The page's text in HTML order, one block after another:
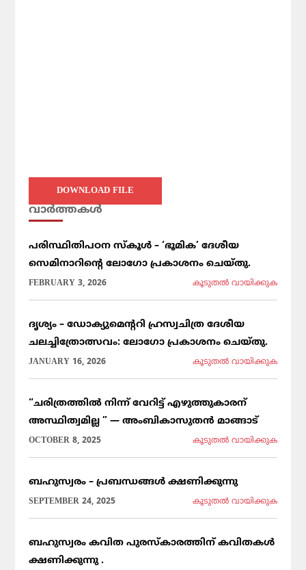
DOWNLOAD FILE
വാര്‍ത്തകള്‍
പരിസ്ഥിതിപഠന സ്കൂൾ – ‘ഭൂമിക’ ദേശീയ
സെമിനാറിൻ്റെ ലോഗോ പ്രകാശനം ചെയ്തു.
FEBRUARY 3, 2026 കൂടുതല്‍ വായിക്കുക
ദൃശ്യം – ഡോക്യുമെന്ററി ഹ്രസ്വചിത്ര ദേശീയ
ചലച്ചിത്രോത്സവം: ലോഗോ പ്രകാശനം ചെയ്തു.
JANUARY 16, 2026 കൂടുതല്‍ വായിക്കുക
“ചരിത്രത്തിൽ നിന്ന് വേറിട്ട് എഴുത്തുകാരന്
അസ്ഥിത്വമില്ല ” — അംബികാസുതൻ മാങ്ങാട്
OCTOBER 8, 2025 കൂടുതല്‍ വായിക്കുക
ബഹുസ്വരം – പ്രബന്ധങ്ങൾ ക്ഷണിക്കുന്നു
SEPTEMBER 24, 2025 കൂടുതല്‍ വായിക്കുക
ബഹുസ്വരം കവിത പുരസ്കാരത്തിന് കവിതകൾ
ക്ഷണിക്കുന്നു .